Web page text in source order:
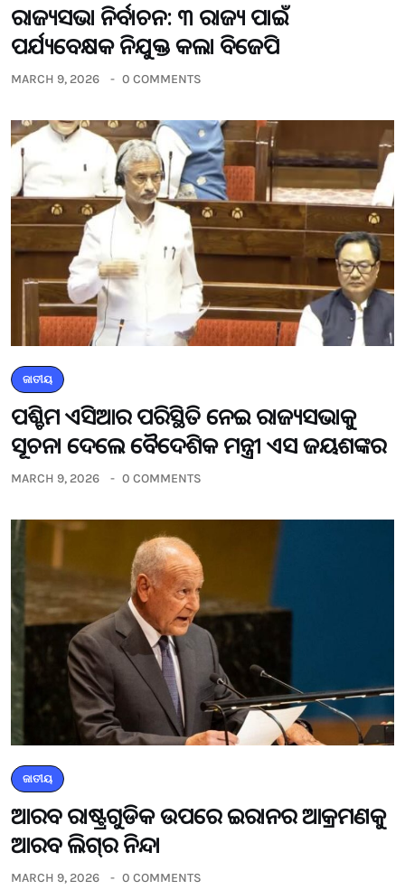
ରାଜ୍ୟସଭା ନିର୍ବାଚନ: ୩ ରାଜ୍ୟ ପାଇଁ
ପର୍ଯ୍ୟବେକ୍ଷକ ନିଯୁକ୍ତ କଲା ବିଜେପି
MARCH 9, 2026 0 COMMENTS
ଜାତୀୟ
ପଶ୍ଚିମ ଏସିଆର ପରିସ୍ଥିତି ନେଇ ରାଜ୍ୟସଭାକୁ
ସୂଚନା ଦେଲେ ବୈଦେଶିକ ମନ୍ତ୍ରୀ ଏସ ଜୟଶଙ୍କର
MARCH 9, 2026 0 COMMENTS
ଜାତୀୟ
ଆରବ ରାଷ୍ଟ୍ରଗୁଡିକ ଉପରେ ଇରାନର ଆକ୍ରମଣକୁ
ଆରବ ଲିଗ୍‌ର ନିନ୍ଦା
MARCH 9, 2026 0 COMMENTS